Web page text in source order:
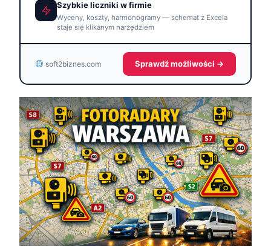
Szybkie liczniki w firmie
Wyceny, koszty, harmonogramy — schemat z Excela
staje się klikanym narzędziem
soft2biznes.com Sprawdź możliwości →